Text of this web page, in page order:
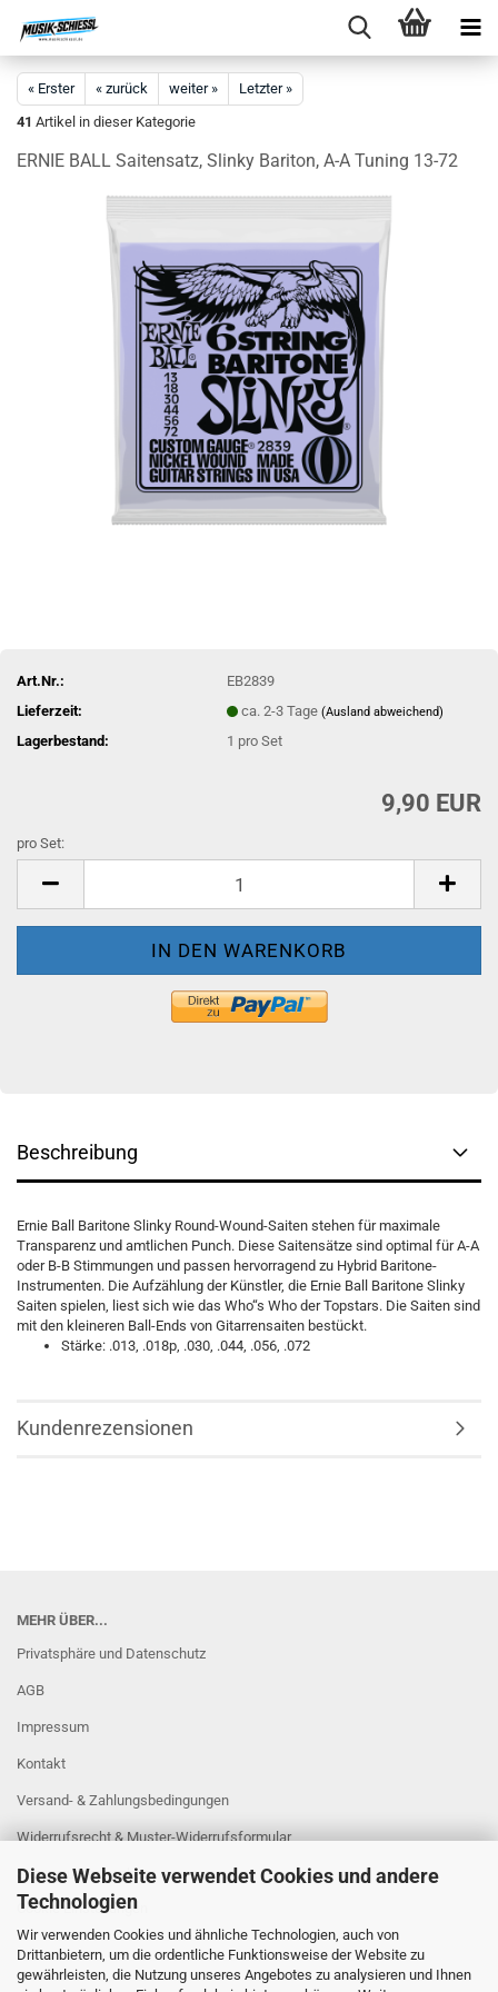
Diese Webseite verwendet Cookies und andere
Technologien
Wir verwenden Cookies und ähnliche Technologien, auch von
Drittanbietern, um die ordentliche Funktionsweise der Website zu
gewährleisten, die Nutzung unseres Angebotes zu analysieren und Ihnen
« Erster « zurück weiter »
Letzter »
41 Artikel in dieser Kategorie
ERNIE BALL Saitensatz, Slinky Bariton, A-A Tuning 13-72
Art.Nr.:
EB2839
Lieferzeit:
ca. 2-3 Tage(Ausland abweichend)
Lagerbestand: 1 pro Set
9,90 EUR
pro Set:
Beschreibung
Ernie Ball Baritone Slinky Round-Wound-Saiten stehen für maximale
Transparenz und amtlichen Punch. Diese Saitensätze sind optimal für A-A
oder B-B Stimmungen und passen hervorragend zu Hybrid Baritone-
Instrumenten. Die Aufzählung der Künstler, die Ernie Ball Baritone Slinky
Saiten spielen, liest sich wie das Who“s Who der Topstars. Die Saiten sind
mit den kleineren Ball-Ends von Gitarrensaiten bestückt.
Stärke: .013, .018p, .030, .044, .056, .072
Kundenrezensionen
MEHR ÜBER...
Privatsphäre und Datenschutz
AGB
Impressum
Kontakt
Versand- & Zahlungsbedingungen
Widerrufsrecht & Muster-Widerrufsformular
Sitzung unterbrochen
Cookie Einstellungen